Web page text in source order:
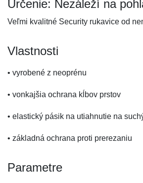
Určenie: Nezáleží na
Veľmi kvalitné Security rukavice od
Vlastnosti
• vyrobené z neoprénu
• vonkajšia ochrana kĺbov prstov
• elastický pásik na utiahnutie na
• základná ochrana proti prerezaniu
Parametre